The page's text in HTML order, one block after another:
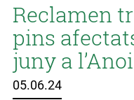
Reclamen
pins
juny a
05.06.24